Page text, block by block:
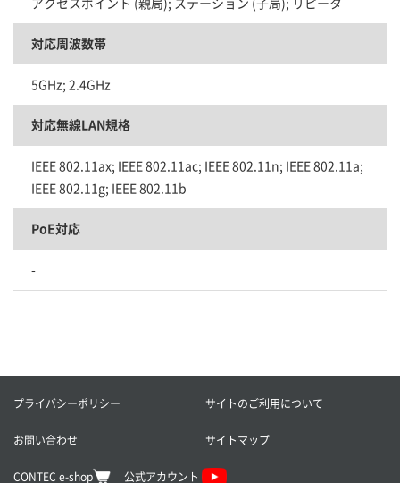
対応周波数帯
5GHz; 2.4GHz
対応無線LAN規格
IEEE 802.11ax; IEEE 802.11ac; IEEE 802.11n; IEEE 802.11a;
IEEE 802.11g; IEEE 802.11b
PoE対応
-
プライバシーポリシー サイトのご利用について
お問い合わせ サイトマップ
CONTEC e-shop 公式アカウント